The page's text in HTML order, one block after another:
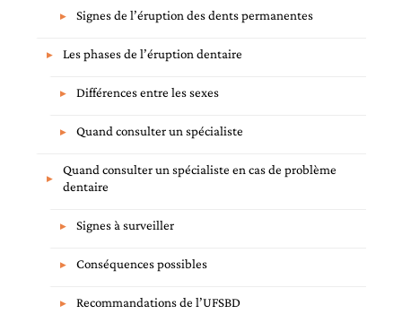
Signes de l’éruption des dents permanentes
Les phases de l’éruption dentaire
Différences entre les sexes
Quand consulter un spécialiste
Quand consulter un spécialiste en cas de problème
dentaire
Signes à surveiller
Conséquences possibles
Recommandations de l’UFSBD